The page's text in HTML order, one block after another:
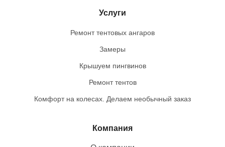
Услуги
Ремонт тентовых ангаров
Замеры
Крышуем пингвинов
Ремонт тентов
Комфорт на колесах. Делаем необычный заказ
Компания